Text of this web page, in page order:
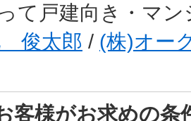
て戸建向き・マ
俊太郎 / (株)オー
客様がお求めの条